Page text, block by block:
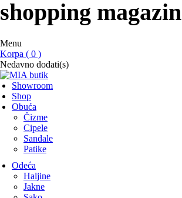
shopping magazin
Menu
Korpa ( 0 )
Nedavno dodati(s)
Showroom
Shop
Obuća
Čizme
Cipele
Sandale
Patike
Odeća
Haljine
Jakne